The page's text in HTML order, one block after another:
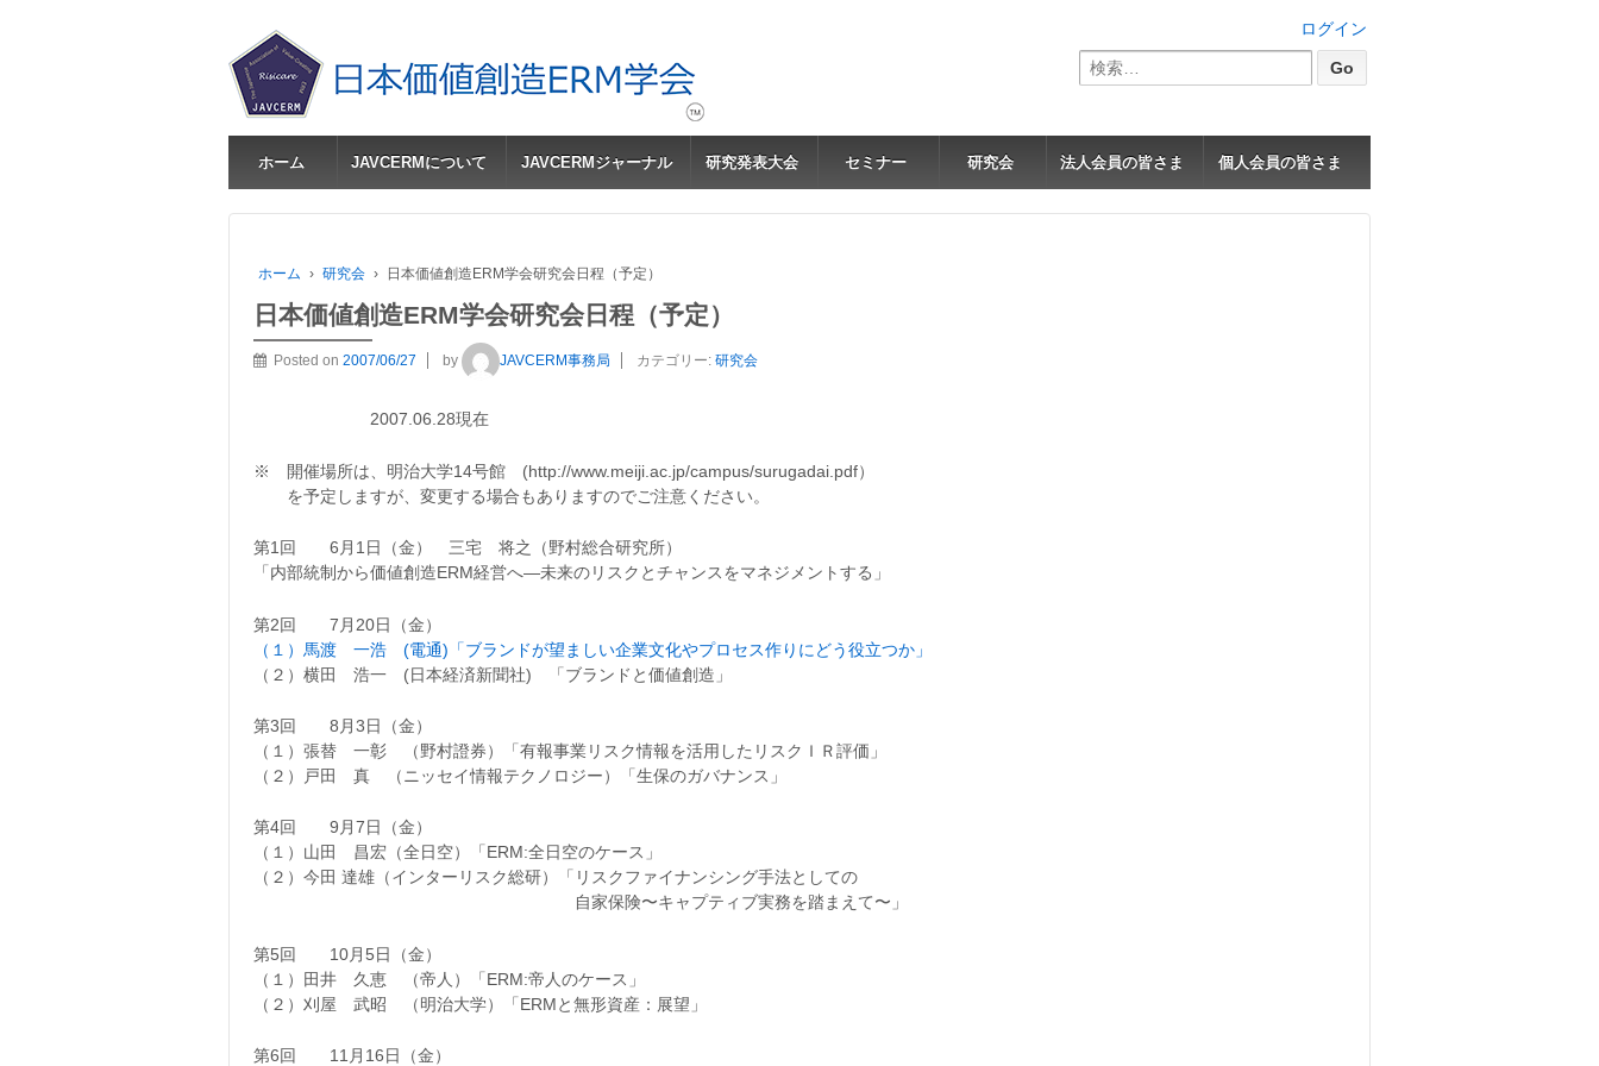
ログイン
検
索:
ホーム JAVCERMについて JAVCERMジャーナル 研究発表大会 セミナー 研究会 法人会員の皆さま 個人会員の皆さま
ホーム › 研究会 › 日本価値創造ERM学会研究会日程（予定）
日本価値創造ERM学会研究会日程（予定）
Posted on 2007/06/27 by JAVCERM事務局 カテゴリー: 研究会
2007.06.28現在
※ 開催場所は、明治大学14号館 (http://www.meiji.ac.jp/campus/surugadai.pdf）
を予定しますが、変更する場合もありますのでご注意ください。
第1回 6月1日（金） 三宅 将之（野村総合研究所）
「内部統制から価値創造ERM経営へ―未来のリスクとチャンスをマネジメントする」
第2回 7月20日（金）
（１）馬渡 一浩 (電通)「ブランドが望ましい企業文化やプロセス作りにどう役立つか」
（２）横田 浩一 (日本経済新聞社) 「ブランドと価値創造」
第3回 8月3日（金）
（１）張替 一彰 （野村證券）「有報事業リスク情報を活用したリスクＩＲ評価」
（２）戸田 真 （ニッセイ情報テクノロジー）「生保のガバナンス」
第4回 9月7日（金）
（１）山田 昌宏（全日空）「ERM:全日空のケース」
（２）今田 達雄（インターリスク総研）「リスクファイナンシング手法としての
自家保険〜キャプティブ実務を踏まえて〜」
第5回 10月5日（金）
（１）田井 久恵 （帝人）「ERM:帝人のケース」
（２）刈屋 武昭 （明治大学）「ERMと無形資産：展望」
第6回 11月16日（金）